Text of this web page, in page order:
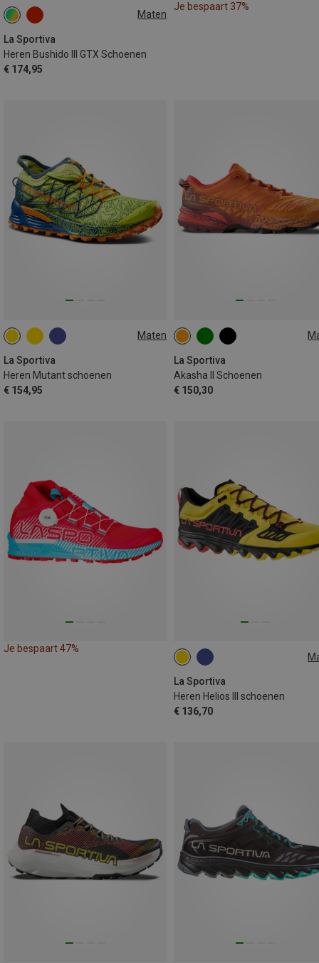
Maten
La Sportiva
Heren Bushido III GTX Schoenen
€ 174,95
41 41.5 44.5
Je bespaart 37%
Maten
La Sportiva
Heren Mutant schoenen
€ 154,95
La Sportiva
Akasha II Schoenen
€ 150,30
Je bespaart 47%
La Sportiva
Heren Helios III schoenen
€ 136,70
41 41.5
46.5
47